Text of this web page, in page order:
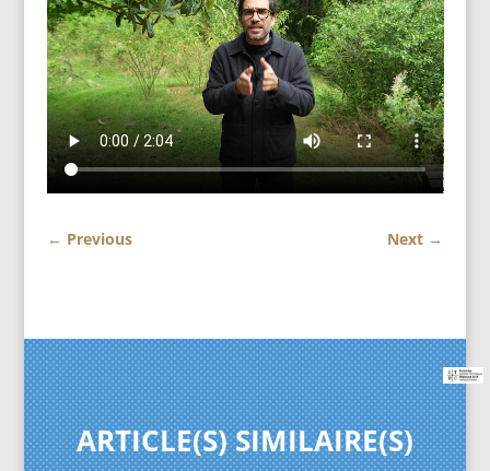
← Previous Next →
ARTICLE(S) SIMILAIRE(S)